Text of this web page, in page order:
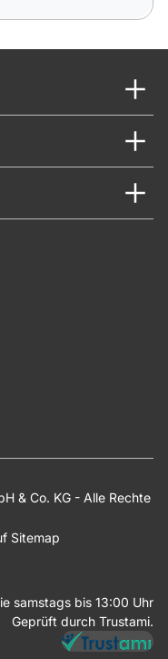
& Co. KG - Alle Rechte
Sitemap
samstags bis 13:00 Uhr
Geprüft durch Trustami.